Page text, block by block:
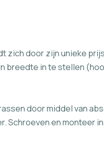
zich door zijn unieke
breedte in te stellen
door middel van
Schroeven en monteer